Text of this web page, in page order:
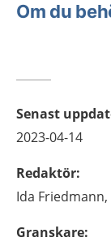
Om du
Senast
2023-04-14
Redaktör:
Ida Friedmann,
Granskare: